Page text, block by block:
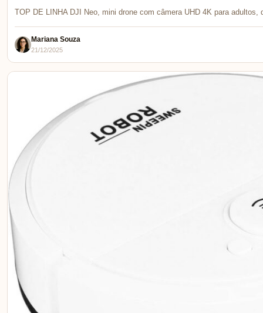
TOP DE LINHA DJI Neo, mini drone com câmera UHD 4K para
Mariana Souza
21/12/2025